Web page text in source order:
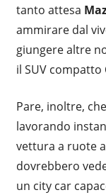
tanto attesa
ammirare dal
giungere altre
il SUV compatto
Pare, inoltre,
lavorando
vettura a ruote
dovrebbero
un city car